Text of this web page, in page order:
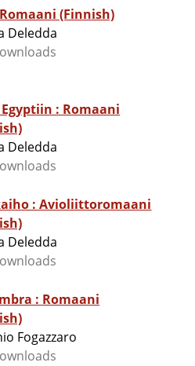
Äiti : Romaani (Finnish)
Deledda
: Romaani
Deledda
Deledda
Romaani
Fogazzaro